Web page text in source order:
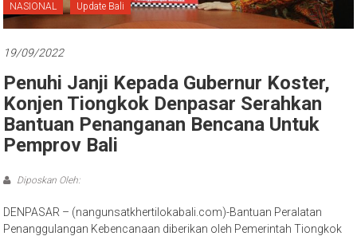
Bali
NASIONAL Update Bali
19/09/2022
Penuhi Janji Kepada Gubernur Koster,
Konjen Tiongkok Denpasar Serahkan
Bantuan Penanganan Bencana Untuk
Pemprov Bali
Diposkan Oleh:
DENPASAR – (nangunsatkhertilokabali.com)-Bantuan Peralatan
Penanggulangan Kebencanaan diberikan oleh Pemerintah Tiongkok